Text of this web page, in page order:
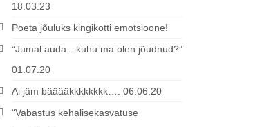
18.03.23
Poeta jõuluks kingikotti emotsioone!
“Jumal auda…kuhu ma olen jõudnud?”
01.07.20
Ai jäm bääääkkkkkkkk…. 06.06.20
“Vabastus kehalisekasvatuse